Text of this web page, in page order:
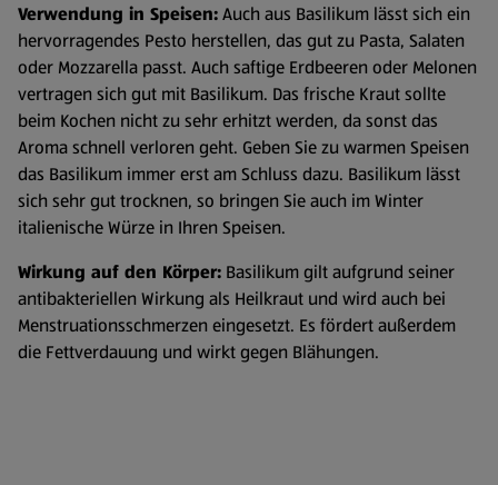
Verwendung in Speisen:Auch aus Basilikum lässt sich ein
hervorragendes Pesto herstellen, das gut zu Pasta, Salaten
oder Mozzarella passt. Auch saftige Erdbeeren oder Melonen
vertragen sich gut mit Basilikum. Das frische Kraut sollte
beim Kochen nicht zu sehr erhitzt werden, da sonst das
Aroma schnell verloren geht. Geben Sie zu warmen Speisen
das Basilikum immer erst am Schluss dazu. Basilikum lässt
sich sehr gut trocknen, so bringen Sie auch im Winter
italienische Würze in Ihren Speisen.
Wirkung auf den Körper: Basilikum gilt aufgrund seiner
antibakteriellen Wirkung als Heilkraut und wird auch bei
Menstruationsschmerzen eingesetzt. Es fördert außerdem
die Fettverdauung und wirkt gegen Blähungen.